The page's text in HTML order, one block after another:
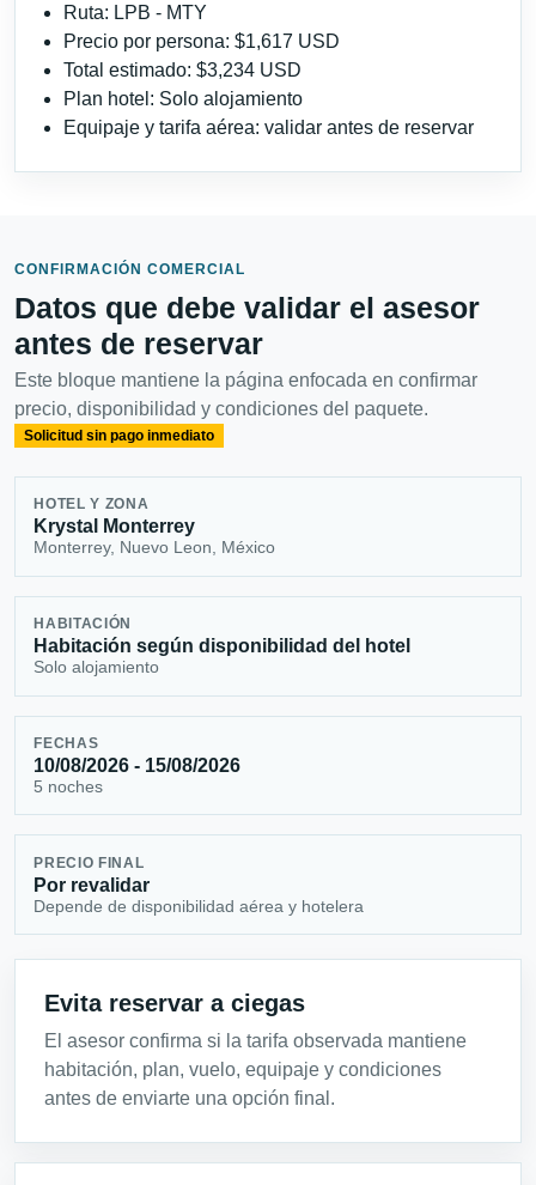
Ruta: LPB - MTY
Precio por persona: $1,617 USD
Total estimado: $3,234 USD
Plan hotel: Solo alojamiento
Equipaje y tarifa aérea: validar antes de reservar
CONFIRMACIÓN COMERCIAL
Datos que debe validar el asesor
antes de reservar
Este bloque mantiene la página enfocada en confirmar
precio, disponibilidad y condiciones del paquete.
Solicitud sin pago inmediato
HOTEL Y ZONA
Krystal Monterrey
Monterrey, Nuevo Leon, México
HABITACIÓN
Habitación según disponibilidad del hotel
Solo alojamiento
FECHAS
10/08/2026 - 15/08/2026
5 noches
PRECIO FINAL
Por revalidar
Depende de disponibilidad aérea y hotelera
Evita reservar a ciegas
El asesor confirma si la tarifa observada mantiene
habitación, plan, vuelo, equipaje y condiciones
antes de enviarte una opción final.